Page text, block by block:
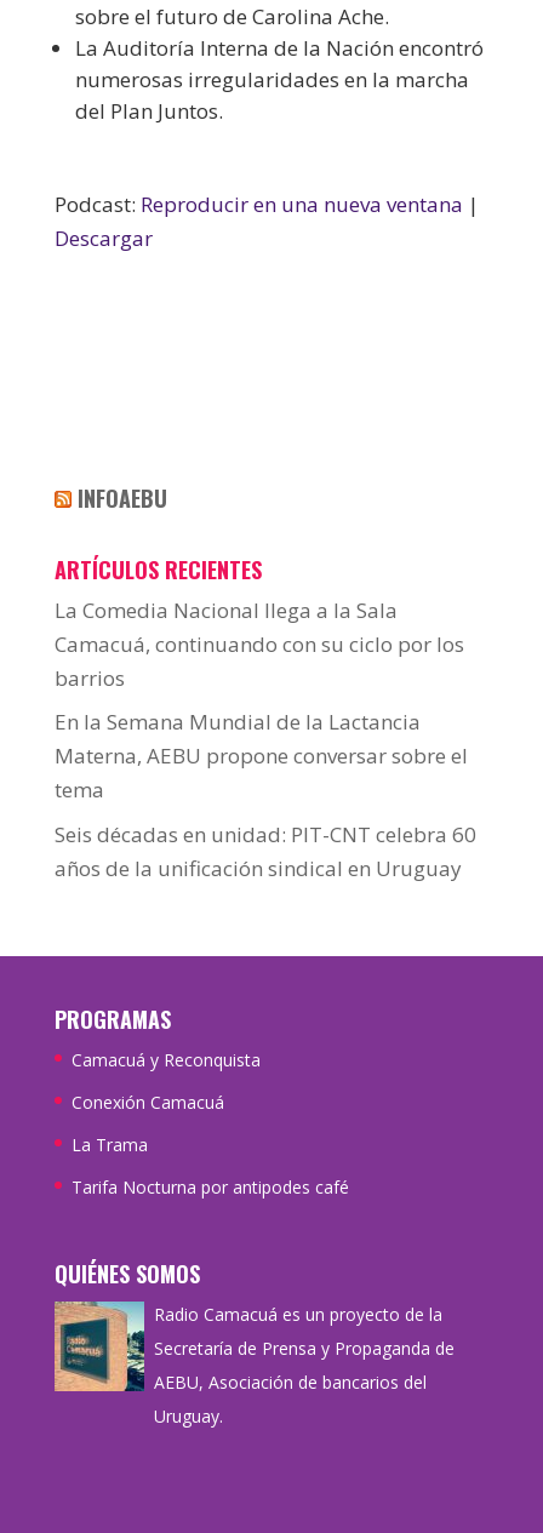
sobre el futuro de Carolina Ache.
La Auditoría Interna de la Nación encontró
numerosas irregularidades en la marcha
del Plan Juntos.
Podcast: Reproducir en una nueva ventana |
Descargar
INFOAEBU
ARTÍCULOS RECIENTES
La Comedia Nacional llega a la Sala
Camacuá, continuando con su ciclo por los
barrios
En la Semana Mundial de la Lactancia
Materna, AEBU propone conversar sobre el
tema
Seis décadas en unidad: PIT-CNT celebra 60
años de la unificación sindical en Uruguay
PROGRAMAS
Camacuá y Reconquista
Conexión Camacuá
La Trama
Tarifa Nocturna por antipodes café
QUIÉNES SOMOS
Radio Camacuá es un proyecto de la
Secretaría de Prensa y Propaganda de
AEBU, Asociación de bancarios del
Uruguay.